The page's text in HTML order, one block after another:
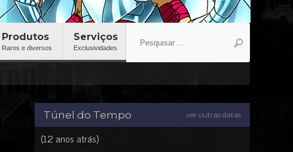
Produtos
Raros e diversos
Serviços
Exclusividades
Túnel do Tempo ver outras datas
(12 anos atrás)